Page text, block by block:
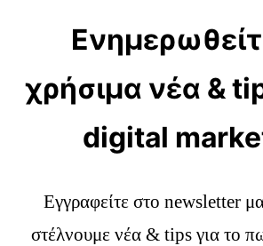
χρήσιμα νέα &
digital
Εγγραφείτε στο newsletter
στέλνουμε νέα & tips για το